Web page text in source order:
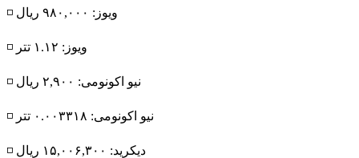
◽️ ویوز: ۹۸۰,۰۰۰ ریال
◽️ ویوز: ۱.۱۲ تتر
◽️ نیو اکونومی: ۲,۹۰۰ ریال
◽️ نیو اکونومی: ۰.۰۰۳۳۱۸ تتر
◽️ دیکرید: ۱۵,۰۰۶,۳۰۰ ریال